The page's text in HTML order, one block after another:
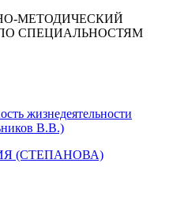
МЕТОДИЧЕСКИЙ
СПЕЦИАЛЬНОСТЯМ
жизнедеятельности
В.В.)
(СТЕПАНОВА)